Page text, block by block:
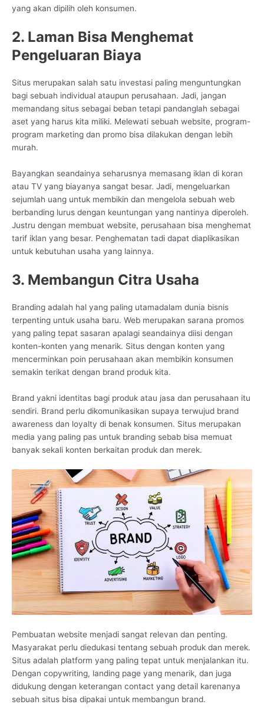
yang akan dipilih oleh konsumen.
2. Laman Bisa Menghemat
Pengeluaran Biaya
Situs merupakan salah satu investasi paling menguntungkan
bagi sebuah individual ataupun perusahaan. Jadi, jangan
memandang situs sebagai beban tetapi pandanglah sebagai
aset yang harus kita miliki. Melewati sebuah website, program-
program marketing dan promo bisa dilakukan dengan lebih
murah.
Bayangkan seandainya seharusnya memasang iklan di koran
atau TV yang biayanya sangat besar. Jadi, mengeluarkan
sejumlah uang untuk membikin dan mengelola sebuah web
berbanding lurus dengan keuntungan yang nantinya diperoleh.
Justru dengan membuat website, perusahaan bisa menghemat
tarif iklan yang besar. Penghematan tadi dapat diaplikasikan
untuk kebutuhan usaha yang lainnya.
3. Membangun Citra Usaha
Branding adalah hal yang paling utamadalam dunia bisnis
terpenting untuk usaha baru. Web merupakan sarana promos
yang paling tepat sasaran apalagi seandainya diisi dengan
konten-konten yang menarik. Situs dengan konten yang
mencerminkan poin perusahaan akan membikin konsumen
semakin terikat dengan brand produk kita.
Brand yakni identitas bagi produk atau jasa dan perusahaan itu
sendiri. Brand perlu dikomunikasikan supaya terwujud brand
awareness dan loyalty di benak konsumen. Situs merupakan
media yang paling pas untuk branding sebab bisa memuat
banyak sekali konten berkaitan produk dan merek.
Pembuatan website menjadi sangat relevan dan penting.
Masyarakat perlu diedukasi tentang sebuah produk dan merek.
Situs adalah platform yang paling tepat untuk menjalankan itu.
Dengan copywriting, landing page yang menarik, dan juga
didukung dengan keterangan contact yang detail karenanya
sebuah situs bisa dipakai untuk membangun brand.